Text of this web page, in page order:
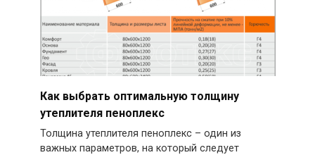
Как выбрать оптимальную толщину
утеплителя пеноплекс
Толщина утеплителя пеноплекс – один из
важных параметров, на который следует